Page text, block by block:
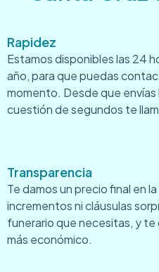
Rapidez
Estamos disponibles las 24
año, para que puedas
momento. Desde que
cuestión de segundos te
Transparencia
Te damos un precio final en
incrementos ni cláusulas
funerario que necesitas, y te
más económico.